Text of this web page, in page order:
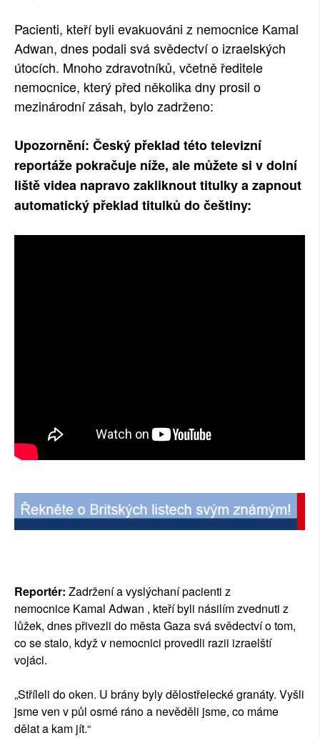
Pacienti, kteří byli evakuováni z nemocnice Kamal
Adwan, dnes podali svá svědectví o izraelských
útocích. Mnoho zdravotníků, včetně ředitele
nemocnice, který před několika dny prosil o
mezinárodní zásah, bylo zadrženo:
Upozornění: Český překlad této televizní
reportáže pokračuje níže, ale můžete si v dolní
liště videa napravo zakliknout titulky a zapnout
automatický překlad titulků do češtiny:
Reportér: Zadržení a vyslýchaní pacienti z
nemocnice Kamal Adwan , kteří byli násilím zvednuti z
lůžek, dnes přivezli do města Gaza svá svědectví o tom,
co se stalo, když v nemocnici provedli razii izraelští
vojáci.
„Stříleli do oken. U brány byly dělostřelecké granáty. Vyšli
jsme ven v půl osmé ráno a nevěděli jsme, co máme
dělat a kam jít.“